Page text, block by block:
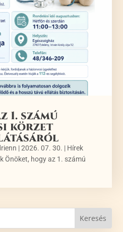
1. számú
körzet
|2026. 07. 30. | Hírek
Önöket, hogy az 1. számú